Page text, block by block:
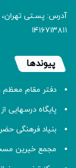
۱۴۱۶۷۱۳۸۱۱
پیوندها
دفتر مقام معظم
پایگاه درسهایی
بنیاد فرهنگی
مجمع خیرین